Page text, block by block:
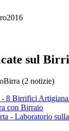
2016
sul
(2 notizie)
8 Birrifici
con Birraio
- Laboratorio